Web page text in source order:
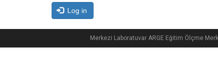
Log in
Merkezi Laboratuvar ARGE Eğitim Ölçme